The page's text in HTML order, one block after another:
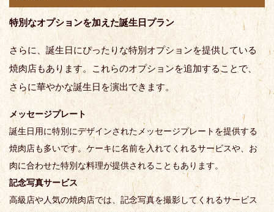
特別なオプションを加えた誕生日プラン
さらに、誕生日にぴったりな特別オプションを提供している
焼肉店もあります。これらのオプションを追加することで、
さらに華やかな誕生日を演出できます。
メッセージプレート
誕生日用に特別にデザインされたメッセージプレートを提供する
焼肉店も多いです。ケーキに名前を入れてくれるサービスや、お
肉に合わせた特別な料理が提供されることもあります。
記念写真サービス
高級店や人気の焼肉店では、記念写真を撮影してくれるサービス